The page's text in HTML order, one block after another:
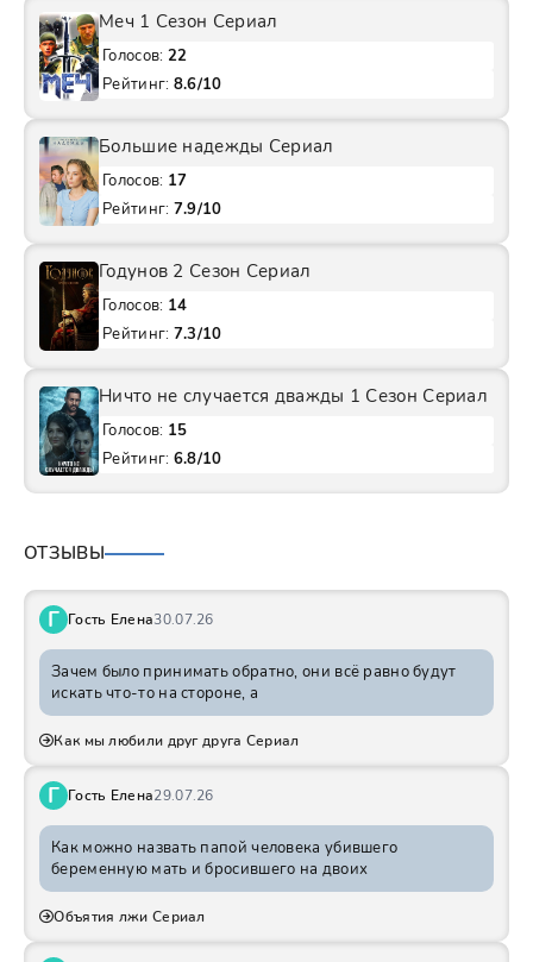
Меч 1 Сезон Сериал
Голосов: 22
Рейтинг: 8.6/10
Большие надежды Сериал
Голосов: 17
Рейтинг: 7.9/10
Годунов 2 Сезон Сериал
Голосов: 14
Рейтинг: 7.3/10
Ничто не случается дважды 1 Сезон Сериал
Голосов: 15
Рейтинг: 6.8/10
ОТЗЫВЫ
Г Гость Елена30.07.26
Зачем было принимать обратно, они всё равно будут
искать что-то на стороне, а
Как мы любили друг друга Сериал
Г Гость Елена29.07.26
Как можно назвать папой человека убившего
беременную мать и бросившего на двоих
Объятия лжи Сериал